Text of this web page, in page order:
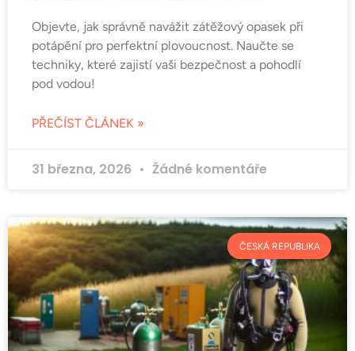
Objevte, jak správně navážit zátěžový opasek při
potápění pro perfektní plovoucnost. Naučte se
techniky, které zajistí vaši bezpečnost a pohodlí
pod vodou!
PŘEČÍST ČLÁNEK »
31 března, 2026 Žádné komentáře
ČESKÁ REPUBLIKA